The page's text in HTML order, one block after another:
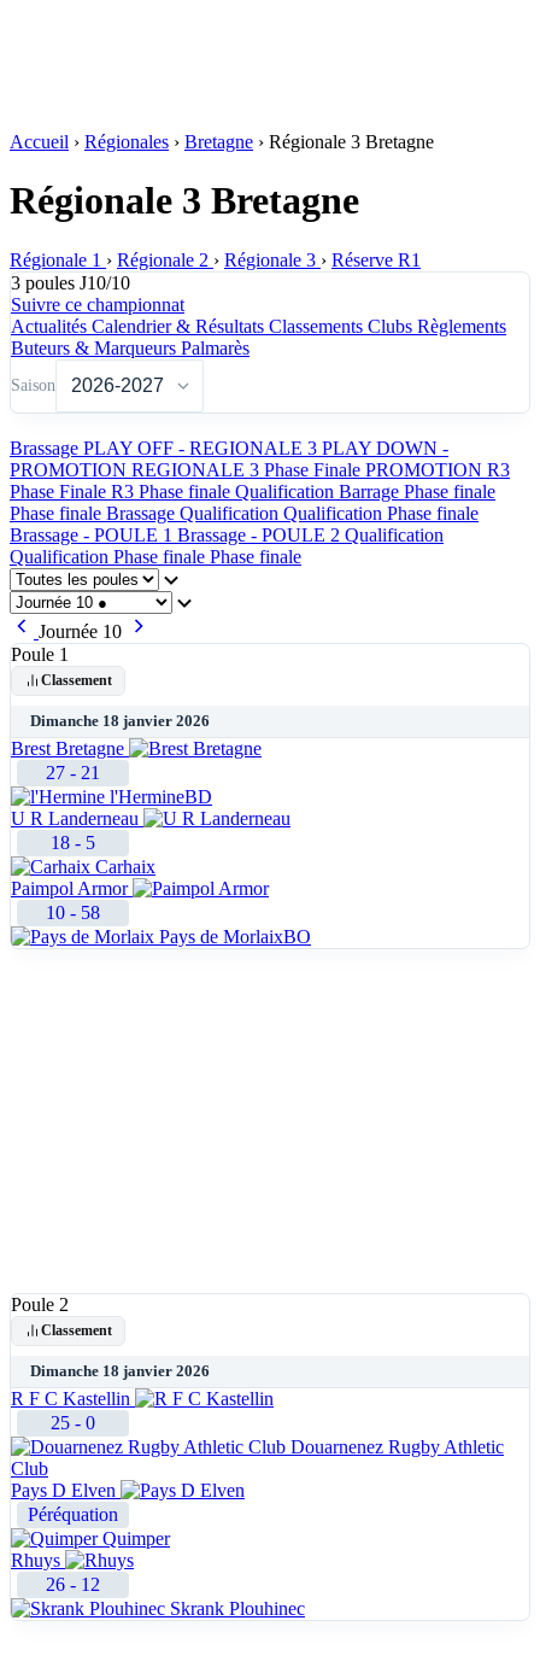
Accueil › Régionales › Bretagne › Régionale 3 Bretagne
Régionale 3 Bretagne
Régionale 1 › Régionale 2 › Régionale 3 › Réserve R1
3 poules J10/10
Suivre ce championnat
Actualités Calendrier & Résultats Classements Clubs Règlements
Buteurs & Marqueurs Palmarès
Saison
Brassage PLAY OFF - REGIONALE 3 PLAY DOWN -
PROMOTION REGIONALE 3 Phase Finale PROMOTION R3
Phase Finale R3 Phase finale Qualification Barrage Phase finale
Phase finale Brassage Qualification Qualification Phase finale
Brassage - POULE 1 Brassage - POULE 2 Qualification
Qualification Phase finale Phase finale
Journée 10
Poule 1
Classement
Dimanche 18 janvier 2026
Brest Bretagne
27 - 21
l'HermineBD
U R Landerneau
18 - 5
Carhaix
Paimpol Armor
10 - 58
Pays de MorlaixBO
Poule 2
Classement
Dimanche 18 janvier 2026
R F C Kastellin
25 - 0
Douarnenez Rugby Athletic
Club
Pays D Elven
Péréquation
Quimper
Rhuys
26 - 12
Skrank Plouhinec